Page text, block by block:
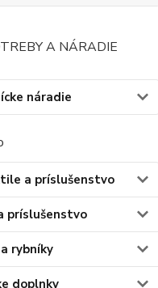
A NÁRADIE
náradie
a príslušenstvo
príslušenstvo
rybníky
doplnky